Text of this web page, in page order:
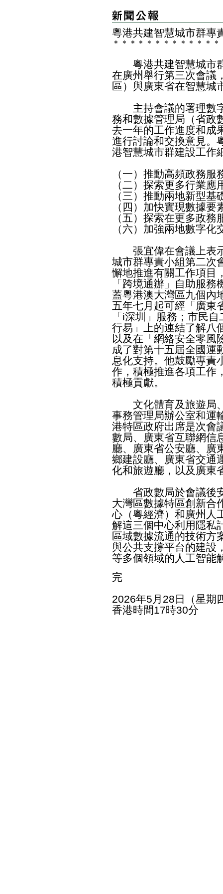
粵港共建智慧城市群專
＊ ＊ ＊ ＊ ＊ ＊ ＊ ＊ ＊ ＊ ＊ ＊ ＊
粵港共建智慧城市群
在廣州舉行第三次會議
區）與廣東省在智慧城
主持會議的署理數字
務和數據管理局（省政
去一年的工作進度和成
進行討論和交換意見。
港智慧城市群建設工作
（一）推動高頻政務
（二）探索更多行業應
（三）推動兩地新型
（四）加快實現數據要
（五）探索在更多政
（六）加強兩地數字化
張宜偉在會議上表示
城市群專責小組第二次
懈地推進有關工作項目
「跨境通辦」自助服
蓋粵港澳大灣區九個內
五年七月起可經「廣東
「i深圳」服務；市民
行易」上的連結了解八
以及在「網絡安全零風
成了對第十五屆全國運
息化支持。他鼓勵專責
作，積極推進各項工作
積極貢獻。
文化體育及旅遊局、
事務管理局辦公室和運
港特區政府出席是次會
數局、廣東省互聯網信
廳、廣東省公安廳、廣
鄉建設廳、廣東省交通
化和旅遊廳，以及廣東
省政數局於會議後安
大灣區數據特區創新合
心（粵經濟）和廣州人
解這三個中心利用隱私
區域數據流通的技術方
與公共支撐平台的建設
等多個領域的人工智能
完
2026年5月28日（星期
香港時間17時30分